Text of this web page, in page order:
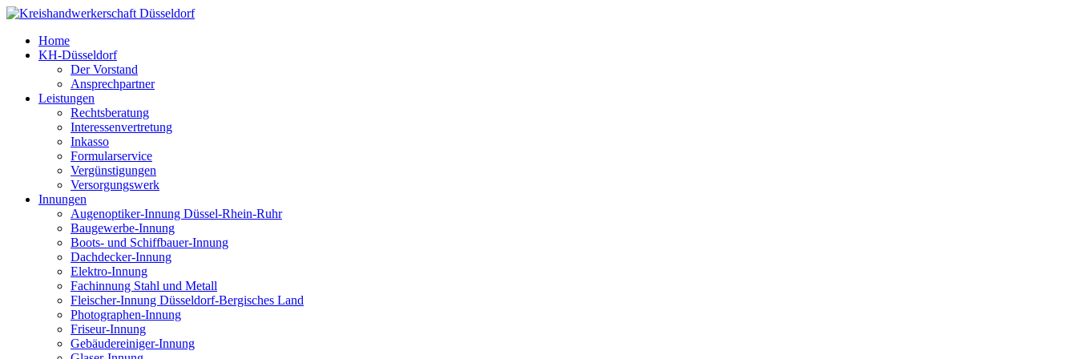
Home
KH-Düsseldorf
Der Vorstand
Ansprechpartner
Leistungen
Rechtsberatung
Interessenvertretung
Inkasso
Formularservice
Vergünstigungen
Versorgungswerk
Innungen
Augenoptiker-Innung Düssel-Rhein-Ruhr
Baugewerbe-Innung
Boots- und Schiffbauer-Innung
Dachdecker-Innung
Elektro-Innung
Fachinnung Stahl und Metall
Fleischer-Innung Düsseldorf-Bergisches Land
Photographen-Innung
Friseur-Innung
Gebäudereiniger-Innung